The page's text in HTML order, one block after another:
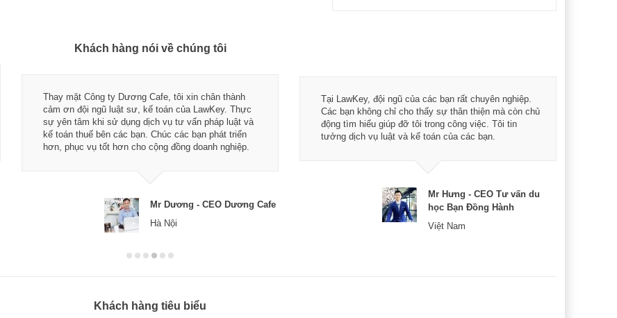
Khách hàng nói về chúng tôi
Thay mặt Công ty Dương Cafe, tôi xin chân thành
cảm ơn đội ngũ luật sư, kế toán của LawKey. Thực
sự yên tâm khi sử dụng dịch vụ tư vấn pháp luật và
kế toán thuế bên các bạn. Chúc các bạn phát triển
hơn, phục vụ tốt hơn cho cộng đồng doanh nghiệp.
Mr Dương - CEO Dương Cafe
Hà Nội
Tại LawKey, đội ngũ của các bạn rất chuyên nghiệp.
Các bạn không chỉ cho thấy sự thân thiện mà còn chủ
động tìm hiểu giúp đỡ tôi trong công việc. Tôi tin
tưởng dịch vụ luật và kế toán của các bạn.
Mr Hưng - CEO Tư vấn du
học Bạn Đồng Hành
Việt Nam
Khách hàng tiêu biểu